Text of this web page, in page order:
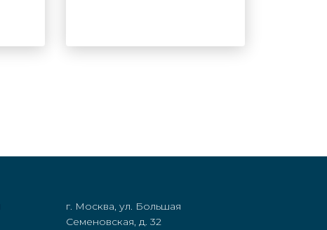
г. Москва, ул. Большая
Семеновская, д. 32